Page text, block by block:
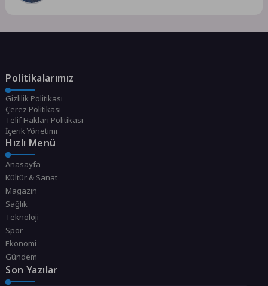
Politikalarımız
Gizlilik Politikası
Çerez Politikası
Telif Hakları Politikası
İçerik Yönetimi
Hızlı Menü
Anasayfa
Kültür & Sanat
Magazin
Sağlık
Teknoloji
Spor
Ekonomi
Gündem
Son Yazılar